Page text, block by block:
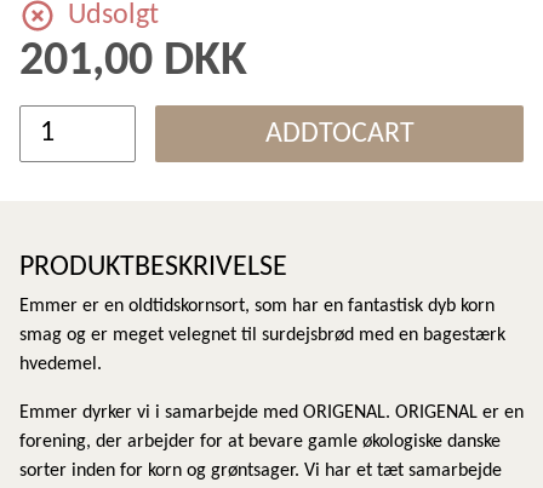
Udsolgt
201,00 DKK
ADDTOCART
PRODUKTBESKRIVELSE
Emmer er en oldtidskornsort, som har en fantastisk dyb korn
smag og er meget velegnet til surdejsbrød med en bagestærk
hvedemel.
Emmer dyrker vi i samarbejde med ORIGENAL. ORIGENAL er en
forening, der arbejder for at bevare gamle økologiske danske
sorter inden for korn og grøntsager. Vi har et tæt samarbejde